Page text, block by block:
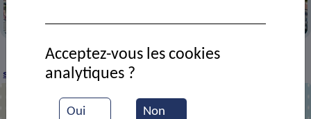
> CADRE DE VIE > Economie >Commerces et
services
>Cordonnerie d'antan
Oui Non
Acceptez-vous les cookies
analytiques ?